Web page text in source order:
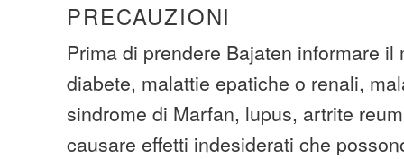
PRECAUZIONI
Prima di prendere Bajaten informare
diabete, malattie epatiche o renali,
sindrome di Marfan, lupus, artrite
causare effetti indesiderati che